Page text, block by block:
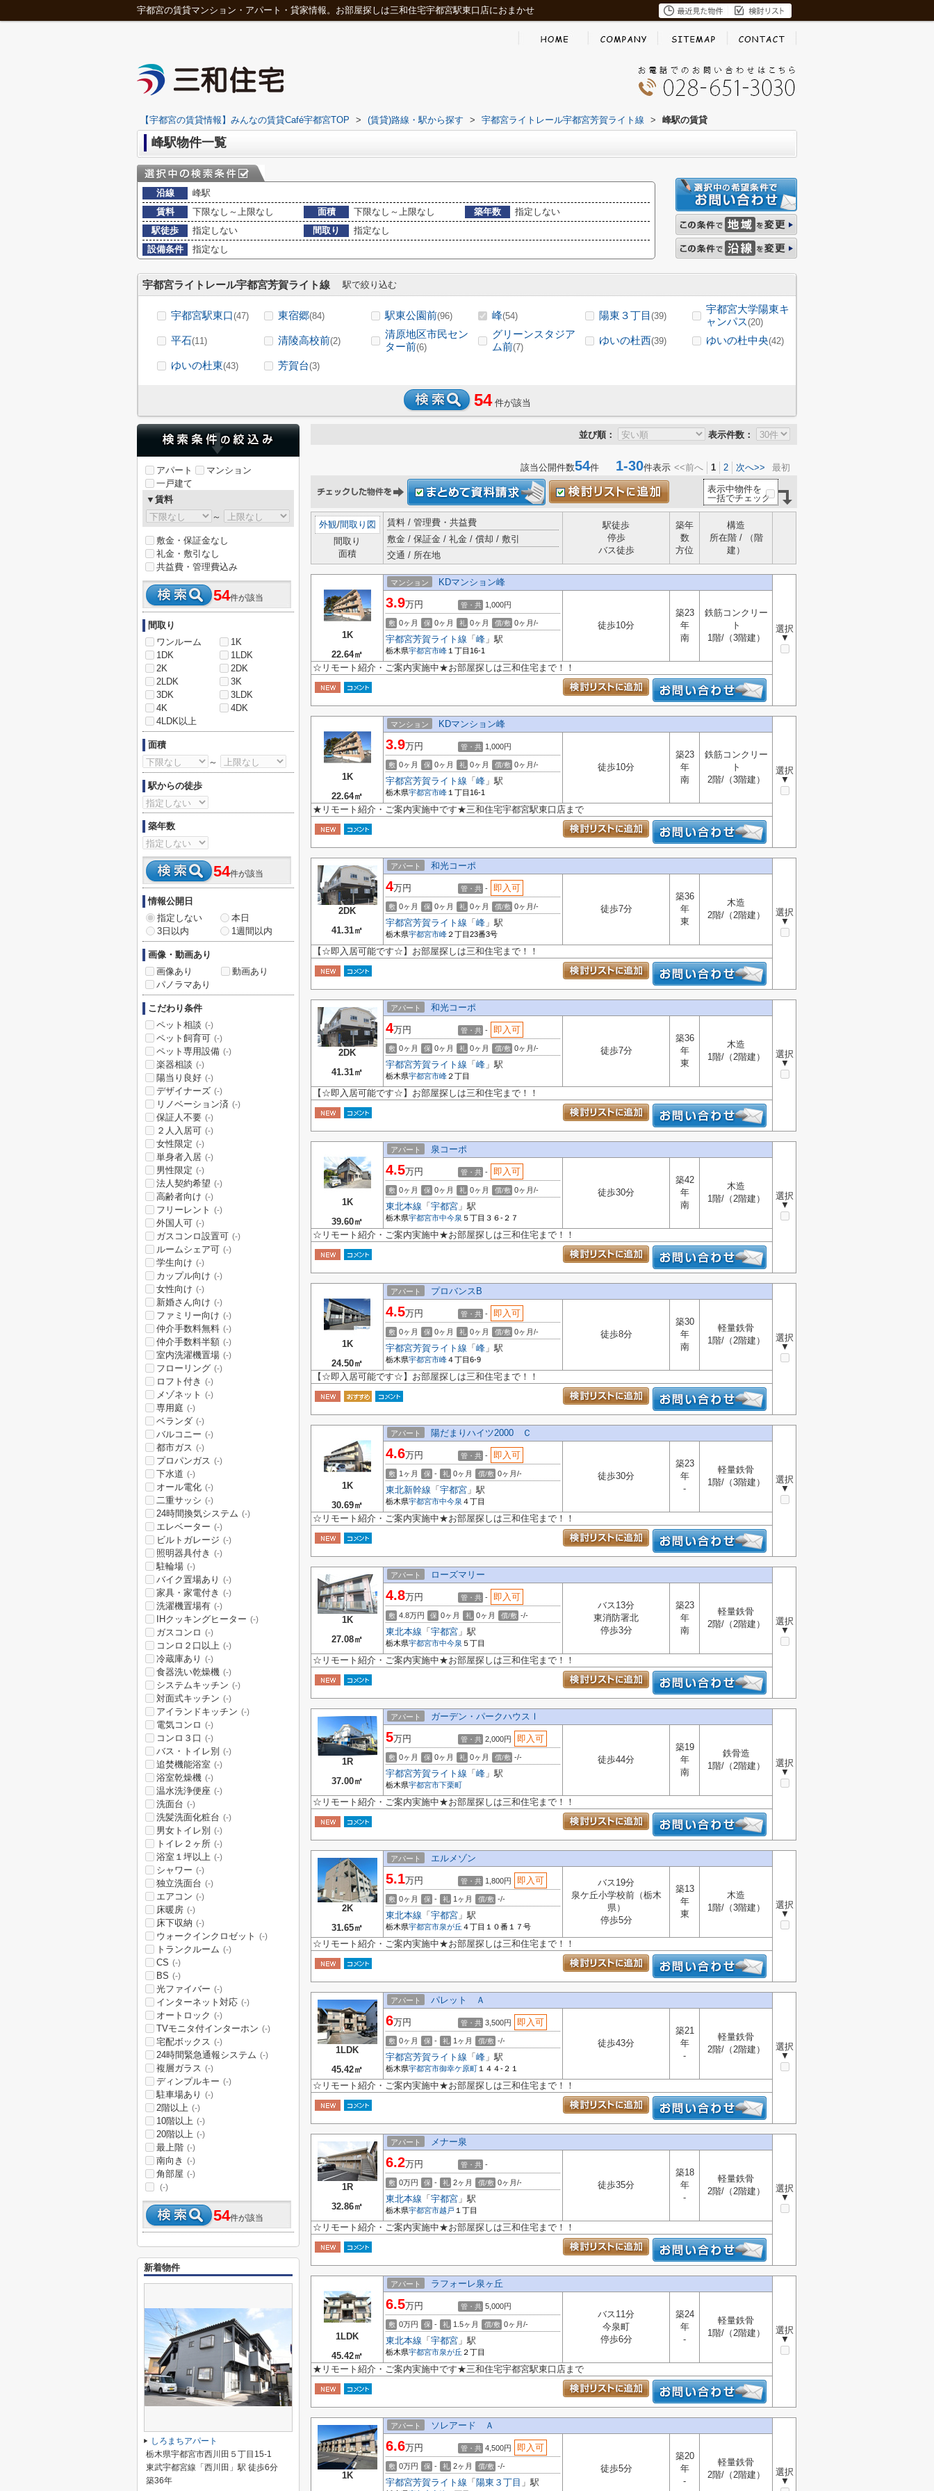
宇都宮の賃貸マンション・アパート・貸家情報。お部屋探しは三和住宅宇都宮駅東口店におまかせ
【宇都宮の賃貸情報】みんなの賃貸Café宇都宮TOP > (賃貸)路線・駅から探す > 宇都宮ライトレール宇都宮芳賀ライト線 > 峰駅の賃貸
峰駅物件一覧
沿線
峰駅
賃料
下限なし～上限なし 面積 下限なし～上限なし 築年数
指定しない
駅徒歩
指定しない 間取り
指定なし
設備条件
指定なし
宇都宮ライトレール宇都宮芳賀ライト線 駅で絞り込む
宇都宮駅東口(47) 東宿郷(84) 駅東公園前(96) 峰(54) 陽東３丁目 (39)
宇都宮大学陽東キ
ャンパス(20)
平石(11) 清陵高校前(2)
清原地区市民セン
ター前(6)
グリーンスタジア
ム前(7)
ゆいの杜西(39) ゆいの杜中央(42)
ゆいの杜東(43) 芳賀台(3)
54 件が該当
並び順： 表示件数：
該当公開件数54件 1-30件表示 <<前へ 1 2 次へ>> 最初
表示中物件を
一括でチェック
外観/間取り図
間取り
面積
賃料 / 管理費・共益費
敷金 / 保証金 / 礼金 / 償却 / 敷引
交通 / 所在地
駅徒歩
停歩
バス徒歩
築年
数
方位
構造
所在階 / （階
建）
1K
22.64㎡
マンション KDマンション峰
選択
▼
3.9万円 管・共 1,000円
敷 0ヶ月 保 0ヶ月 礼 0ヶ月 償/敷 0ヶ月/-
宇都宮芳賀ライト線 「 峰 」駅
栃木県宇都宮市峰 １丁目16-1
徒歩10分
築23
年
南
鉄筋コンクリー
ト
1階/（3階建）
☆リモート紹介・ご案内実施中★お部屋探しは三和住宅まで！！
1K
22.64㎡
マンション KDマンション峰
選択
▼
3.9万円 管・共 1,000円
敷 0ヶ月 保 0ヶ月 礼 0ヶ月 償/敷 0ヶ月/-
宇都宮芳賀ライト線 「 峰 」駅
栃木県宇都宮市峰 １丁目16-1
徒歩10分
築23
年
南
鉄筋コンクリー
ト
2階/（3階建）
★リモート紹介・ご案内実施中です★三和住宅宇都宮駅東口店まで
2DK
41.31㎡
アパート 和光コーポ
選択
▼
4万円 管・共 - 即入可
敷 0ヶ月 保 0ヶ月 礼 0ヶ月 償/敷 0ヶ月/-
宇都宮芳賀ライト線 「 峰 」駅
栃木県宇都宮市峰 ２丁目23番3号
徒歩7分
築36
年
東
木造
2階/（2階建）
【☆即入居可能です☆】お部屋探しは三和住宅まで！！
2DK
41.31㎡
アパート 和光コーポ
選択
▼
4万円 管・共 - 即入可
敷 0ヶ月 保 0ヶ月 礼 0ヶ月 償/敷 0ヶ月/-
宇都宮芳賀ライト線 「 峰 」駅
栃木県宇都宮市峰 ２丁目
徒歩7分
築36
年
東
木造
1階/（2階建）
【☆即入居可能です☆】お部屋探しは三和住宅まで！！
1K
39.60㎡
アパート 泉コーポ
選択
▼
4.5万円 管・共 - 即入可
敷 0ヶ月 保 0ヶ月 礼 0ヶ月 償/敷 0ヶ月/-
東北本線 「 宇都宮 」駅
栃木県宇都宮市中今泉 ５丁目３６-２７
徒歩30分
築42
年
南
木造
1階/（2階建）
☆リモート紹介・ご案内実施中★お部屋探しは三和住宅まで！！
1K
24.50㎡
アパート プロバンスB
選択
▼
4.5万円 管・共 - 即入可
敷 0ヶ月 保 0ヶ月 礼 0ヶ月 償/敷 0ヶ月/-
宇都宮芳賀ライト線 「 峰 」駅
栃木県宇都宮市峰４丁目6-9
徒歩8分
築30
年
南
軽量鉄骨
1階/（2階建）
【☆即入居可能です☆】お部屋探しは三和住宅まで！！
1K
30.69㎡
アパート 陽だまりハイツ2000 Ｃ
選択
▼
4.6万円 管・共 - 即入可
敷 1ヶ月 保 - 礼 0ヶ月 償/敷 0ヶ月/-
東北新幹線 「 宇都宮 」駅
栃木県宇都宮市中今泉 ４丁目
徒歩30分
築23
年
-
軽量鉄骨
1階/（3階建）
☆リモート紹介・ご案内実施中★お部屋探しは三和住宅まで！！
1K
27.08㎡
アパート ローズマリー
選択
▼
4.8万円 管・共 - 即入可
敷 4.8万円 保 0ヶ月 礼 0ヶ月 償/敷 -/-
東北本線 「 宇都宮 」駅
栃木県宇都宮市中今泉 ５丁目
バス13分
東消防署北
停歩3分
築23
年
南
軽量鉄骨
2階/（2階建）
☆リモート紹介・ご案内実施中★お部屋探しは三和住宅まで！！
1R
37.00㎡
アパート ガーデン・パークハウスⅠ
選択
▼
5万円 管・共 2,000円 即入可
敷 0ヶ月 保 0ヶ月 礼 0ヶ月 償/敷 -/-
宇都宮芳賀ライト線 「 峰 」駅
栃木県宇都宮市下栗町
徒歩44分
築19
年
南
鉄骨造
1階/（2階建）
☆リモート紹介・ご案内実施中★お部屋探しは三和住宅まで！！
2K
31.65㎡
アパート エルメゾン
選択
▼
5.1万円 管・共 1,800円 即入可
敷 0ヶ月 保 - 礼 1ヶ月 償/敷 -/-
東北本線 「 宇都宮 」駅
栃木県宇都宮市泉が丘 ４丁目１０番１７号
バス19分
泉ケ丘小学校前（栃木
県）
停歩5分
築13
年
東
木造
1階/（3階建）
☆リモート紹介・ご案内実施中★お部屋探しは三和住宅まで！！
1LDK
45.42㎡
アパート パレット Ａ
選択
▼
6万円 管・共 3,500円 即入可
敷 0ヶ月 保 - 礼 1ヶ月 償/敷 -/-
宇都宮芳賀ライト線 「 峰 」駅
栃木県宇都宮市御幸ケ原町 １４４-２１
徒歩43分
築21
年
-
軽量鉄骨
2階/（2階建）
☆リモート紹介・ご案内実施中★お部屋探しは三和住宅まで！！
1R
32.86㎡
アパート メナー泉
選択
▼
6.2万円 管・共 -
敷 0万円 保 - 礼 2ヶ月 償/敷 0ヶ月/-
東北本線 「 宇都宮 」駅
栃木県宇都宮市越戸 １丁目
徒歩35分
築18
年
-
軽量鉄骨
2階/（2階建）
☆リモート紹介・ご案内実施中★お部屋探しは三和住宅まで！！
1LDK
45.42㎡
アパート ラフォーレ泉ヶ丘
選択
▼
6.5万円 管・共 5,000円
敷 0万円 保 - 礼 1.5ヶ月 償/敷 0ヶ月/-
東北本線 「 宇都宮 」駅
栃木県宇都宮市泉が丘 ２丁目
バス11分
今泉町
停歩6分
築24
年
-
軽量鉄骨
1階/（2階建）
★リモート紹介・ご案内実施中です★三和住宅宇都宮駅東口店まで
1K
アパート ソレアード Ａ
選択
▼
6.6万円 管・共 4,500円 即入可
敷 0万円 保 - 礼 2ヶ月 償/敷 -/-
宇都宮芳賀ライト線 「 陽東３丁目 」駅
徒歩5分
築20
年
-
軽量鉄骨
2階/（2階建）
アパート
マンション
一戸建て
▼賃料
～
敷金・保証金なし
礼金・敷引なし
共益費・管理費込み
54件が該当
間取り
ワンルーム
1K
1DK
1LDK
2K
2DK
2LDK
3K
3DK
3LDK
4K
4DK
4LDK以上
面積
～
駅からの徒歩
築年数
54件が該当
情報公開日
指定しない
本日
3日以内
1週間以内
画像・動画あり
画像あり
動画あり
パノラマあり
こだわり条件
ペット相談 (-)
ペット飼育可 (-)
ペット専用設備 (-)
楽器相談 (-)
陽当り良好 (-)
デザイナーズ (-)
リノベーション済 (-)
保証人不要 (-)
２人入居可 (-)
女性限定 (-)
単身者入居 (-)
男性限定 (-)
法人契約希望 (-)
高齢者向け (-)
フリーレント (-)
外国人可 (-)
ガスコンロ設置可 (-)
ルームシェア可 (-)
学生向け (-)
カップル向け (-)
女性向け (-)
新婚さん向け (-)
ファミリー向け (-)
仲介手数料無料 (-)
仲介手数料半額 (-)
室内洗濯機置場 (-)
フローリング (-)
ロフト付き (-)
メゾネット (-)
専用庭 (-)
ベランダ (-)
バルコニー (-)
都市ガス (-)
プロパンガス (-)
下水道 (-)
オール電化 (-)
二重サッシ (-)
24時間換気システム (-)
エレベーター (-)
ビルトガレージ (-)
照明器具付き (-)
駐輪場 (-)
バイク置場あり (-)
家具・家電付き (-)
洗濯機置場有 (-)
IHクッキングヒーター (-)
ガスコンロ (-)
コンロ２口以上 (-)
冷蔵庫あり (-)
食器洗い乾燥機 (-)
システムキッチン (-)
対面式キッチン (-)
アイランドキッチン (-)
電気コンロ (-)
コンロ３口 (-)
バス・トイレ別 (-)
追焚機能浴室 (-)
浴室乾燥機 (-)
温水洗浄便座 (-)
洗面台 (-)
洗髪洗面化粧台 (-)
男女トイレ別 (-)
トイレ２ヶ所 (-)
浴室１坪以上 (-)
シャワー (-)
独立洗面台 (-)
エアコン (-)
床暖房 (-)
床下収納 (-)
ウォークインクロゼット (-)
トランクルーム (-)
CS (-)
BS (-)
光ファイバー (-)
インターネット対応 (-)
オートロック (-)
TVモニタ付インターホン (-)
宅配ボックス (-)
24時間緊急通報システム (-)
複層ガラス (-)
ディンプルキー (-)
駐車場あり (-)
2階以上 (-)
10階以上 (-)
20階以上 (-)
最上階 (-)
南向き (-)
角部屋 (-)
(-)
54件が該当
新着物件
しろまちアパート
栃木県宇都宮市西川田５丁目15-1
東武宇都宮線「西川田」駅 徒歩6分
築36年